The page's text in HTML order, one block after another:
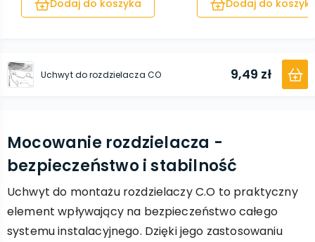
Dodaj do koszyka Dodaj do
Uchwyt do rozdzielacza CO 9,49 zł
Mocowanie rozdzielacza -
bezpieczeństwo i stabilność
Uchwyt do montażu rozdzielaczy C.O to praktyczny
element wpływający na bezpieczeństwo całego
systemu instalacyjnego. Dzięki jego zastosowaniu